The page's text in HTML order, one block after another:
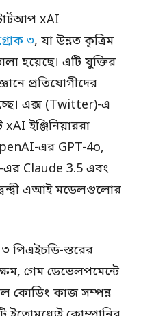
xAI
৩, যা উন্নত কৃত্রিম
হয়েছে। এটি যুক্তির
প্রতিযোগীদের
এক্স (Twitter)-এ
ইঞ্জিনিয়াররা
এর GPT-4o,
Claude 3.5 এবং
এআই মডেলগুলোর
পিএইচডি-স্তরের
গেম ডেভেলপমেন্টে
কোডিং কাজ সম্পন্ন